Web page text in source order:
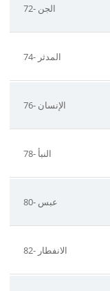
72- الجن
74- المدثر
76- الإنسان
78- النبأ
80- عبس
82- الانفطار